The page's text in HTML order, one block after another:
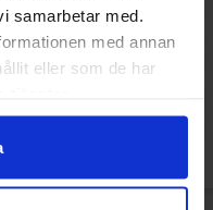
samarbetar med.
med annan
eller som de har
Anthon Berg
Köp